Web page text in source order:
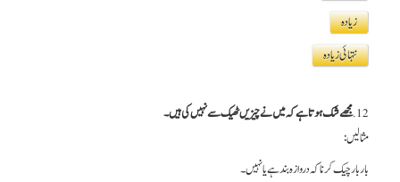
زیادہ
نتہائی زیادہ
12. مجھے شک ہوتا ہے کہ میں نے چیزیں ٹھیک سے نہیں کی ہیں۔
مثالیں:
بار بار چیک کرنا کہ دروازہ بند ہے یا نہیں۔